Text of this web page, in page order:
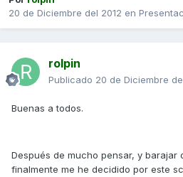
20 de Diciembre del 2012 en
rolpin
Publicado 20 de Diciembre
Buenas a todos.
Después de mucho pensar, y barajar
finalmente me he decidido por este